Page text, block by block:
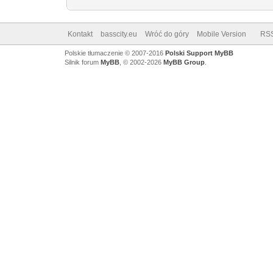
Kontakt basscity.eu Wróć do góry Mobile Version
Polskie tłumaczenie © 2007-2016 Polski Support MyBB
Silnik forum MyBB, © 2002-2026 MyBB Group.